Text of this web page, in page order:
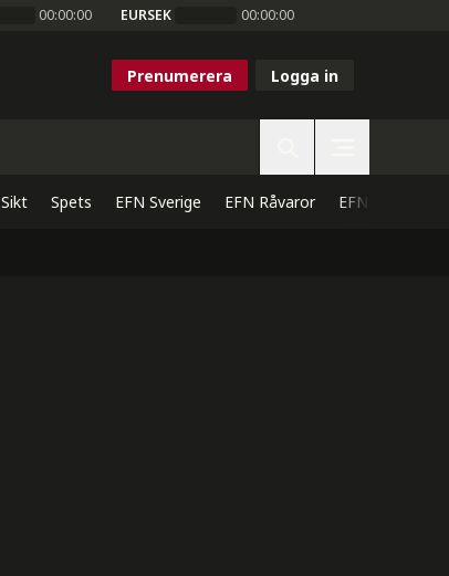
00:00:00 EURSEK 00:00:00
Prenumerera Logga in
Sikt Spets EFN Sverige EFN Råvaror EFN Direkt